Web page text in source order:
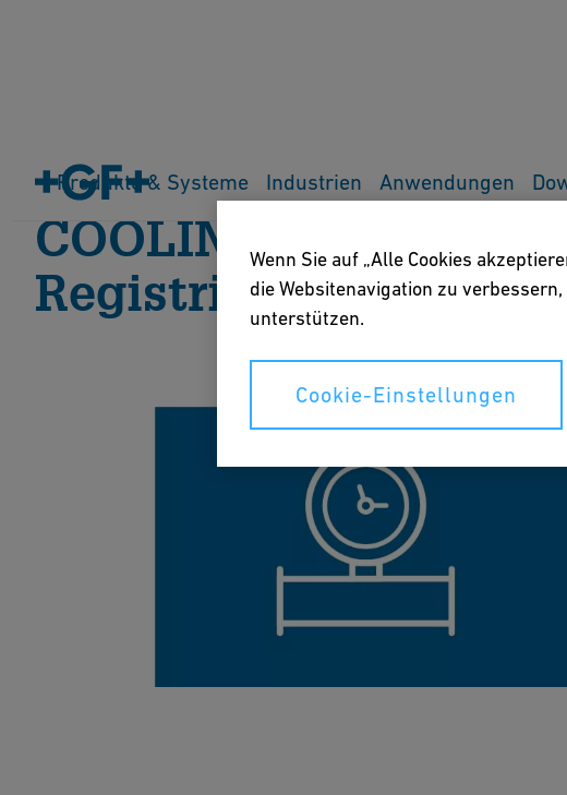
Produkte & Systeme Industrien Anwendungen
COOLING Tool Box -
Registrierung
Wenn Sie auf „Alle Cookies
die Websitenavigation zu
unterstützen.
Cookie-Einstellungen